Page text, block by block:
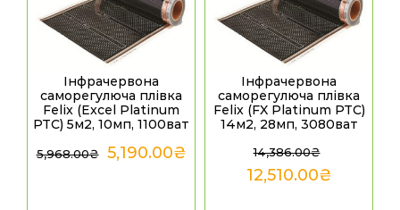
Інфрачервона
саморегулюча плівка
Felix (Excel Platinum
PTC) 5м2, 10мп, 1100ват
5,968.00₴ 5,190.00₴
Інфрачервона
саморегулюча плівка
Felix (FX Platinum PTC)
14м2, 28мп, 3080ват
14,386.00₴
12,510.00₴